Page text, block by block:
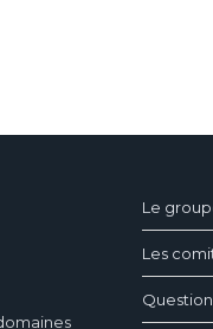
bandeau
Le
Les